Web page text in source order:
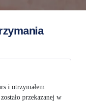
i otrzymałem
przekazanej w